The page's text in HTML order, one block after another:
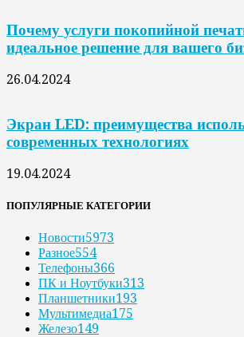
Почему услуги покопийной
идеальное решение для вашего
26.04.2024
Экран LED: преимущества
современных технологиях
19.04.2024
ПОПУЛЯРНЫЕ КАТЕГОРИИ
Новости5973
Разное554
Телефоны366
ПК и Ноутбуки313
Планшетники193
Мультимедиа175
Железо149